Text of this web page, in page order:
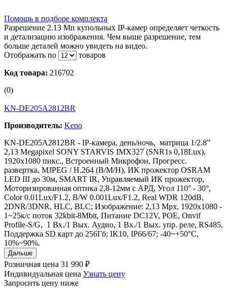
Помощь в подборе комплекта
Разрешение 2.13 Мп купольных IP-камер определяет четкость
и детализацию изображения. Чем выше разрешение, тем
больше деталей можно увидеть на видео.
Отображать по
товаров
Код товара: 216702
(0)
KN-DE205A2812BR
Производитель: Keno
KN-DE205A2812BR - IP-камера, день/ночь, матрица 1/2.8”
2,13 Megapixel SONY STARVIS IMX327 (SNR1s 0,18Lux),
1920x1080 пикс., Встроенный Микрофон, Прогресс.
развертка, MJPEG / H.264 (B/M/H), ИК прожектор OSRAM
LED III до 30м, SMART IR, Управляемый ИК прожектор,
Моторизированная оптика 2,8-12мм с АРД, Угол 110° - 30°,
Сolor 0.01Lux/F1.2, B/W 0.001Lux/F1.2, Real WDR 120dB,
2DNR/3DNR, HLC, BLC; Изображение: 2,13 Mpx, 1920х1080 -
1~25к/с поток 32kbit-8Mbit, Питание DC12V, POE, Onvif
Profile-S/G, 1 Вх./1 Вых. Аудио, 1 Вх./1 Вых. упр. реле, RS485,
Поддержка SD карт до 256Гб; IK10, IP66/67; -40~+50°C,
10%~90%.
Дальше
Розничная цена 31 990 ₽
Индивидуальная цена Узнать цену
Запросить цену ниже